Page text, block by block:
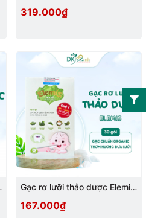
Tháng Tuổi
319.000₫
Gạc rơ lưỡi thảo dược Elemis
167.000₫